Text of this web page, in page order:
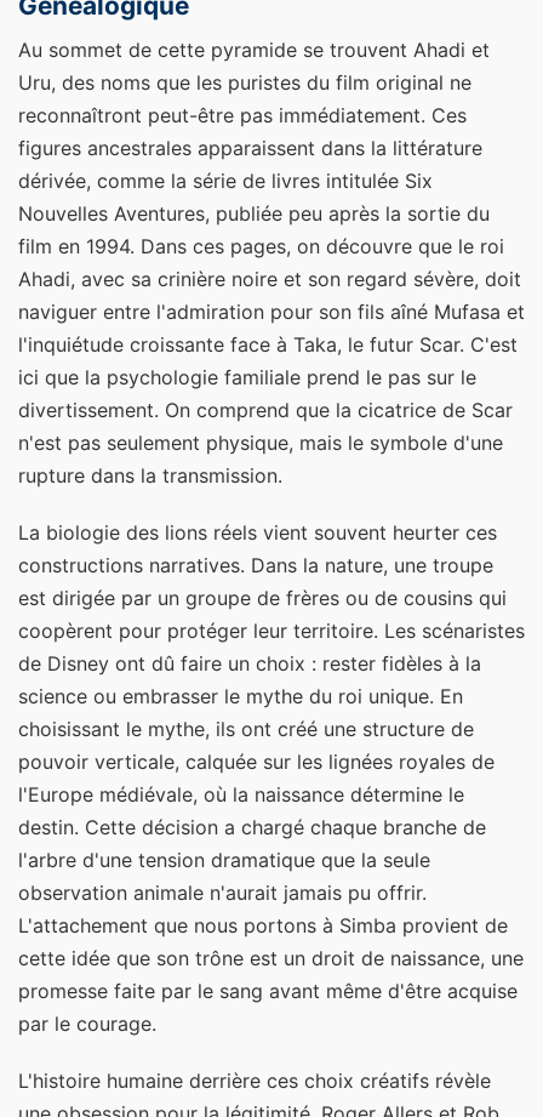
Au sommet de cette pyramide se trouvent Ahadi et
Uru, des noms que les puristes du film original ne
reconnaîtront peut-être pas immédiatement. Ces
figures ancestrales apparaissent dans la littérature
dérivée, comme la série de livres intitulée Six
Nouvelles Aventures, publiée peu après la sortie du
film en 1994. Dans ces pages, on découvre que le roi
Ahadi, avec sa crinière noire et son regard sévère, doit
naviguer entre l'admiration pour son fils aîné Mufasa et
l'inquiétude croissante face à Taka, le futur Scar. C'est
ici que la psychologie familiale prend le pas sur le
divertissement. On comprend que la cicatrice de Scar
n'est pas seulement physique, mais le symbole d'une
rupture dans la transmission.
La biologie des lions réels vient souvent heurter ces
constructions narratives. Dans la nature, une troupe
est dirigée par un groupe de frères ou de cousins qui
coopèrent pour protéger leur territoire. Les scénaristes
de Disney ont dû faire un choix : rester fidèles à la
science ou embrasser le mythe du roi unique. En
choisissant le mythe, ils ont créé une structure de
pouvoir verticale, calquée sur les lignées royales de
l'Europe médiévale, où la naissance détermine le
destin. Cette décision a chargé chaque branche de
l'arbre d'une tension dramatique que la seule
observation animale n'aurait jamais pu offrir.
L'attachement que nous portons à Simba provient de
cette idée que son trône est un droit de naissance, une
promesse faite par le sang avant même d'être acquise
par le courage.
L'histoire humaine derrière ces choix créatifs révèle